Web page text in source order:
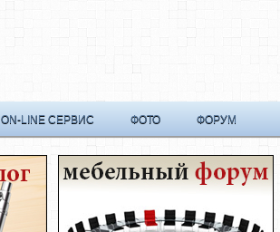
ON-LINE СЕРВИС ФОТО ФОРУМ